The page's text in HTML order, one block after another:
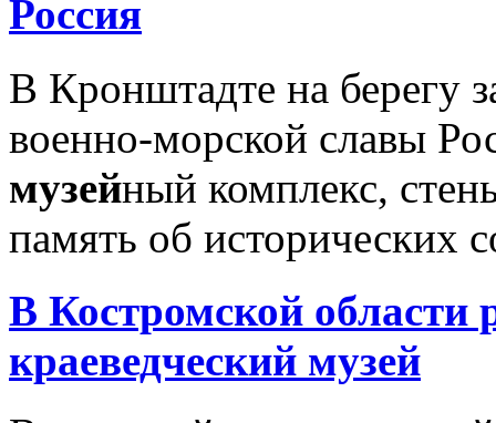
Россия
В Кронштадте на берегу
военно-морской славы
музейный комплекс,
память об исторических
В Костромской области
краеведческий музей